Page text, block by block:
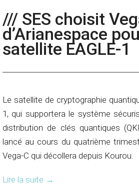
/// SES choisit
d’Arianespace
satellite EAGLE-1
Le satellite de cryptographie
1, qui supportera le système
distribution de clés quantiques
lancé au cours du quatrième
Vega-C qui décollera depuis Kourou.
Lire la suite →